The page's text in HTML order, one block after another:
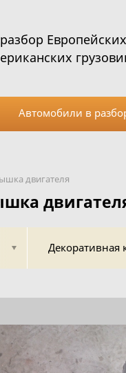
двигателя
Декоративная
Европейских
Автомобили в